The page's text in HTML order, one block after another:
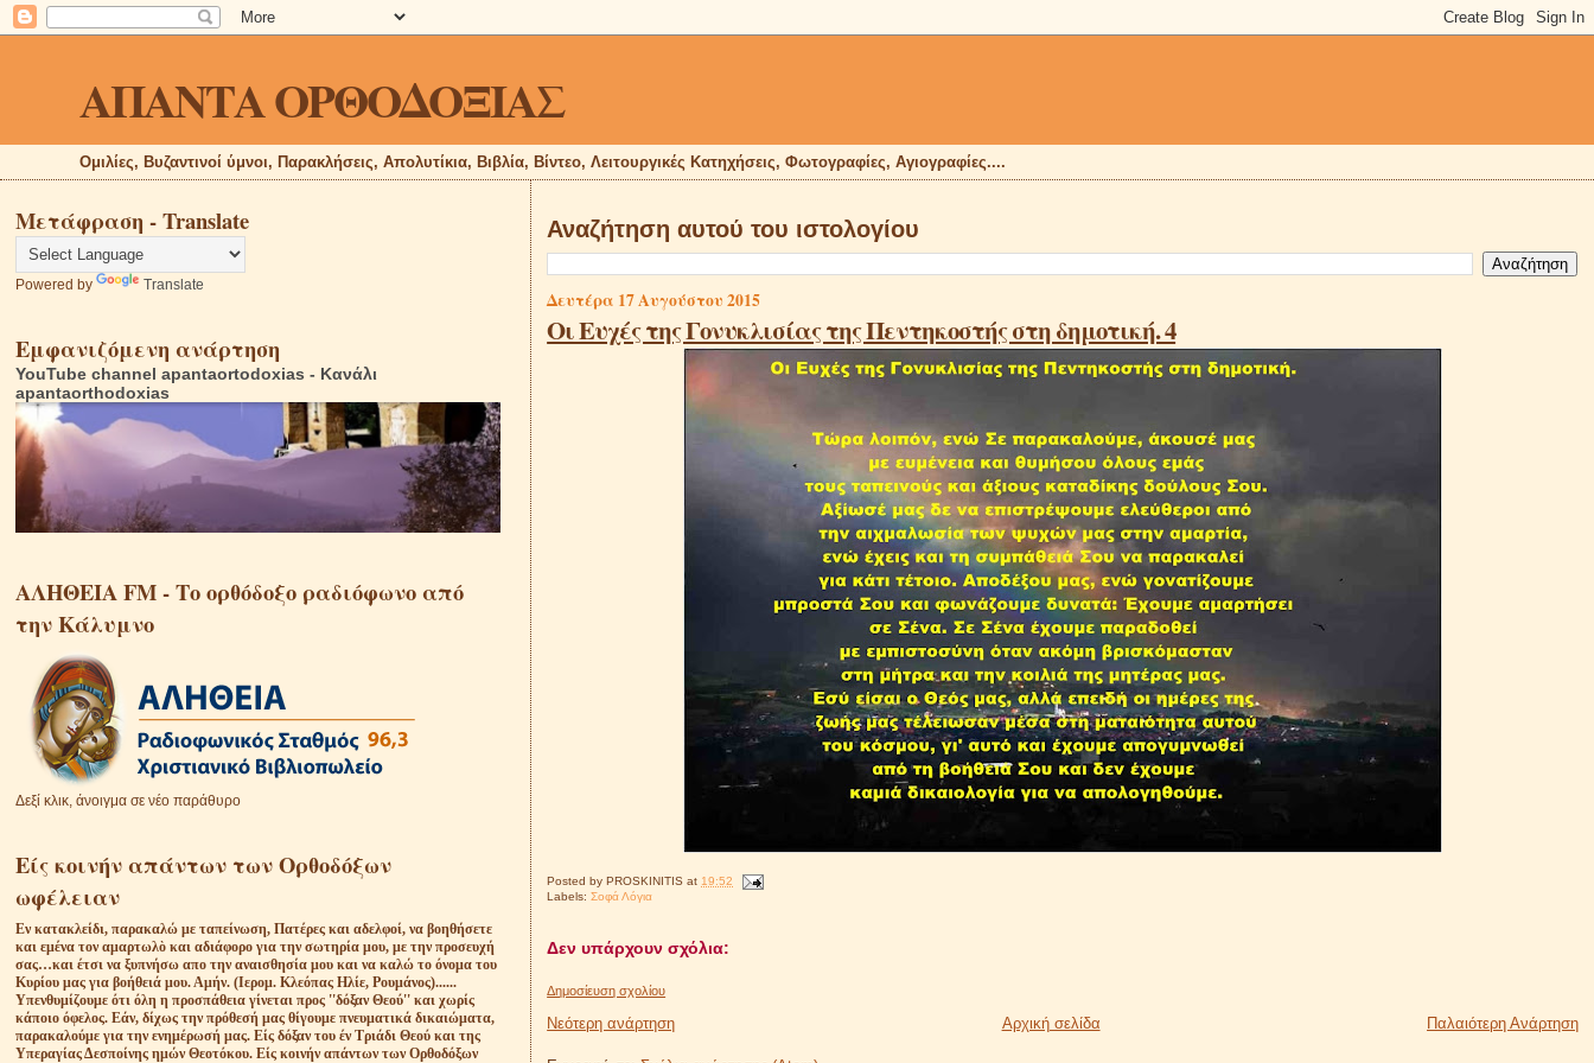
ΑΠΑΝΤΑ ΟΡΘΟΔΟΞΙΑΣ
Ομιλίες, Βυζαντινοί ύμνοι, Παρακλήσεις, Απολυτίκια, Βιβλία, Βίντεο, Λειτουργικές Κατηχήσεις, Φωτογραφίες, Αγιογραφίες....
Αναζήτηση αυτού του ιστολογίου
Δευτέρα 17 Αυγούστου 2015
Οι Ευχές της Γονυκλισίας της Πεντηκοστής στη δημοτική. 4
Posted byPROSKINITIS at 19:52
Labels:Σοφά Λόγια
Δεν υπάρχουν σχόλια:
Δημοσίευση σχολίου
Νεότερη ανάρτηση Παλαιότερη Ανάρτηση
Αρχική σελίδα
Μετάφραση - Translate
Powered by Translate
Εμφανιζόμενη ανάρτηση
YouTube channel apantaortodoxias - Κανάλι
apantaorthodoxias
ΑΛΗΘΕΙΑ FM - Το ορθόδοξο ραδιόφωνο από
την Κάλυμνο
Δεξί κλικ, άνοιγμα σε νέο παράθυρο
Είς κοινήν απάντων των Ορθοδόξων
ωφέλειαν
Eν κατακλείδι, παρακαλώ με ταπείνωση, Πατέρες και αδελφοί, να βοηθήσετε
και εμένα τον αμαρτωλὸ και αδιάφορο για την σωτηρία μου, με την προσευχή
σας…και έτσι να ξυπνήσω απο την αναισθησία μου και να καλώ το όνομα του
Κυρίου μας για βοήθειά μου. Αμήν. (Ιερομ. Κλεόπας Ηλίε, Ρουμάνος)......
Υπενθυμίζουμε ότι όλη η προσπάθεια γίνεται προς ''δόξαν Θεού'' και χωρίς
κάποιο όφελος. Εάν, δίχως την πρόθεσή μας θίγουμε πνευματικά δικαιώματα,
παρακαλούμε για την ενημέρωσή μας. Είς δόξαν του έν Τριάδι Θεού και της
Υπεραγίας Δεσποίνης ημών Θεοτόκου. Είς κοινήν απάντων των Ορθοδόξων